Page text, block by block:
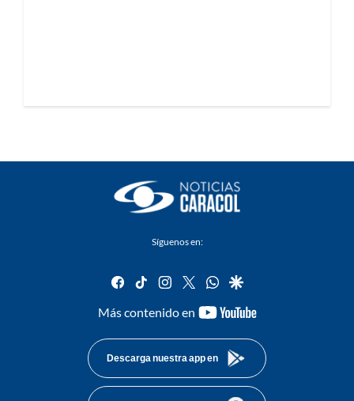
Síguenos en:
facebook
tiktok instagram
twitterwhatsapp
google
Más contenido en
youtube-
Descarga nuestra app en